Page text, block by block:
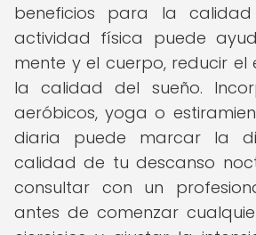
beneficios para la
actividad física puede
mente y el cuerpo, reducir el
la calidad del sueño.
aeróbicos, yoga o
diaria puede marcar la
calidad de tu descanso
consultar con un
antes de comenzar